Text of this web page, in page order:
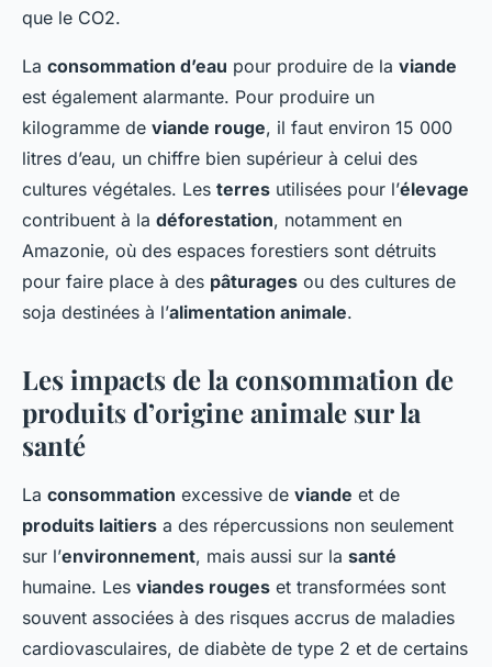
que le CO2.
La consommation d’eau pour produire de la viande
est également alarmante. Pour produire un
kilogramme de viande rouge, il faut environ 15 000
litres d’eau, un chiffre bien supérieur à celui des
cultures végétales. Les terres utilisées pour l’élevage
contribuent à la déforestation, notamment en
Amazonie, où des espaces forestiers sont détruits
pour faire place à des pâturages ou des cultures de
soja destinées à l’alimentation animale.
Les impacts de la consommation de
produits d’origine animale sur la
santé
La consommation excessive de viande et de
produits laitiers a des répercussions non seulement
sur l’environnement, mais aussi sur la santé
humaine. Les viandes rouges et transformées sont
souvent associées à des risques accrus de maladies
cardiovasculaires, de diabète de type 2 et de certains